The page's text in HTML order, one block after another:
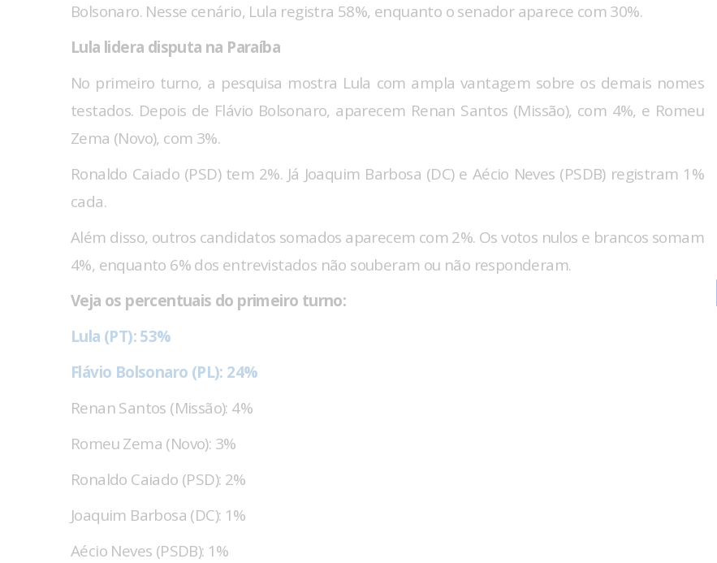
Bolsonaro. Nesse cenário, Lula registra 58%, enquanto o senador aparece com 30%.
Lula lidera disputa na Paraíba
No primeiro turno, a pesquisa mostra Lula com ampla vantagem sobre os demais nomes
testados. Depois de Flávio Bolsonaro, aparecem Renan Santos (Missão), com 4%, e Romeu
Zema (Novo), com 3%.
Ronaldo Caiado (PSD) tem 2%. Já Joaquim Barbosa (DC) e Aécio Neves (PSDB) registram 1%
cada.
Além disso, outros candidatos somados aparecem com 2%. Os votos nulos e brancos somam
4%, enquanto 6% dos entrevistados não souberam ou não responderam.
Veja os percentuais do primeiro turno:
Lula (PT): 53%
Flávio Bolsonaro (PL): 24%
Renan Santos (Missão): 4%
Romeu Zema (Novo): 3%
Ronaldo Caiado (PSD): 2%
Joaquim Barbosa (DC): 1%
Aécio Neves (PSDB): 1%